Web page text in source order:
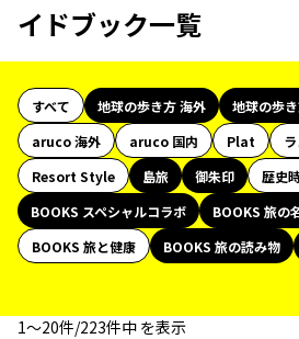
イドブック一覧
すべて 地球の歩き方 海外
地球の歩
aruco 海外
aruco 国内 Plat
Resort Style
島旅 御朱印 歴史
BOOKS スペシャルコラボ
BOOKS 旅の
BOOKS 旅と健康
BOOKS 旅の読み物
1〜20件/223件中 を表示